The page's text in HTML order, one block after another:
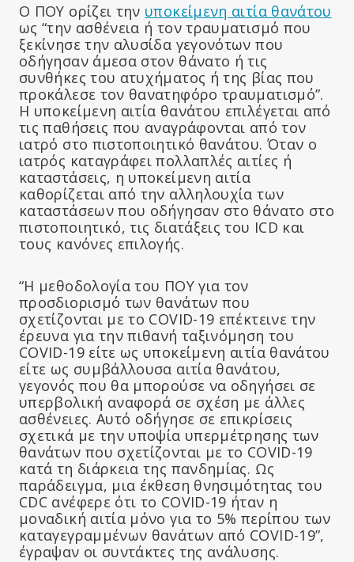
Ο ΠΟΥ ορίζει την υποκείμενη αιτία θανάτου
ως “την ασθένεια ή τον τραυματισμό που
ξεκίνησε την αλυσίδα γεγονότων που
οδήγησαν άμεσα στον θάνατο ή τις
συνθήκες του ατυχήματος ή της βίας που
προκάλεσε τον θανατηφόρο τραυματισμό”.
Η υποκείμενη αιτία θανάτου επιλέγεται από
τις παθήσεις που αναγράφονται από τον
ιατρό στο πιστοποιητικό θανάτου. Όταν ο
ιατρός καταγράφει πολλαπλές αιτίες ή
καταστάσεις, η υποκείμενη αιτία
καθορίζεται από την αλληλουχία των
καταστάσεων που οδήγησαν στο θάνατο στο
πιστοποιητικό, τις διατάξεις του ICD και
τους κανόνες επιλογής.
“Η μεθοδολογία του ΠΟΥ για τον
προσδιορισμό των θανάτων που
σχετίζονται με το COVID-19 επέκτεινε την
έρευνα για την πιθανή ταξινόμηση του
COVID-19 είτε ως υποκείμενη αιτία θανάτου
είτε ως συμβάλλουσα αιτία θανάτου,
γεγονός που θα μπορούσε να οδηγήσει σε
υπερβολική αναφορά σε σχέση με άλλες
ασθένειες. Αυτό οδήγησε σε επικρίσεις
σχετικά με την υποψία υπερμέτρησης των
θανάτων που σχετίζονται με το COVID-19
κατά τη διάρκεια της πανδημίας. Ως
παράδειγμα, μια έκθεση θνησιμότητας του
CDC ανέφερε ότι το COVID-19 ήταν η
μοναδική αιτία μόνο για το 5% περίπου των
καταγεγραμμένων θανάτων από COVID-19”,
έγραψαν οι συντάκτες της ανάλυσης.